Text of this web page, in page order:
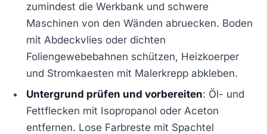
zumindest die Werkbank und schwere
Maschinen von den Wänden abruecken. Boden
mit Abdeckvlies oder dichten
Foliengewebebahnen schützen, Heizkoerper
und Stromkaesten mit Malerkrepp abkleben.
Untergrund prüfen und vorbereiten: Öl- und
Fettflecken mit Isopropanol oder Aceton
entfernen. Lose Farbreste mit Spachtel